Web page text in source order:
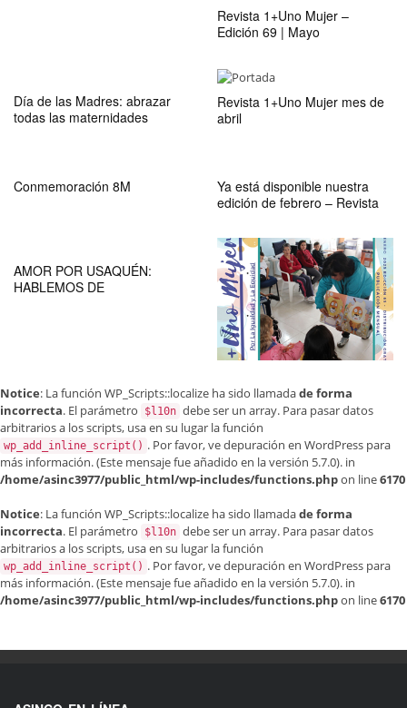
Revista 1+Uno Mujer –
Edición 69 | Mayo
mujeres, memoria,
comunicación y cultura viva
Día de las Madres: abrazar
todas las maternidades
Revista 1+Uno Mujer mes de
abril
Conmemoración 8M
Ya está disponible nuestra
edición de febrero – Revista
AMOR POR USAQUÉN:
HABLEMOS DE
Notice: La función WP_Scripts::localize ha sido llamadade forma
incorrecta. El parámetro $l10n debe ser un array. Para pasar datos
arbitrarios a los scripts, usa en su lugar la función
wp_add_inline_script() . Por favor, vedepuración en WordPress para
más información. (Este mensaje fue añadido en la versión 5.7.0). in
/home/asinc3977/public_html/wp-includes/functions.phpon line6170
Notice: La función WP_Scripts::localize ha sido llamadade forma
incorrecta. El parámetro $l10n debe ser un array. Para pasar datos
arbitrarios a los scripts, usa en su lugar la función
wp_add_inline_script() . Por favor, vedepuración en WordPress para
más información. (Este mensaje fue añadido en la versión 5.7.0). in
/home/asinc3977/public_html/wp-includes/functions.phpon line6170